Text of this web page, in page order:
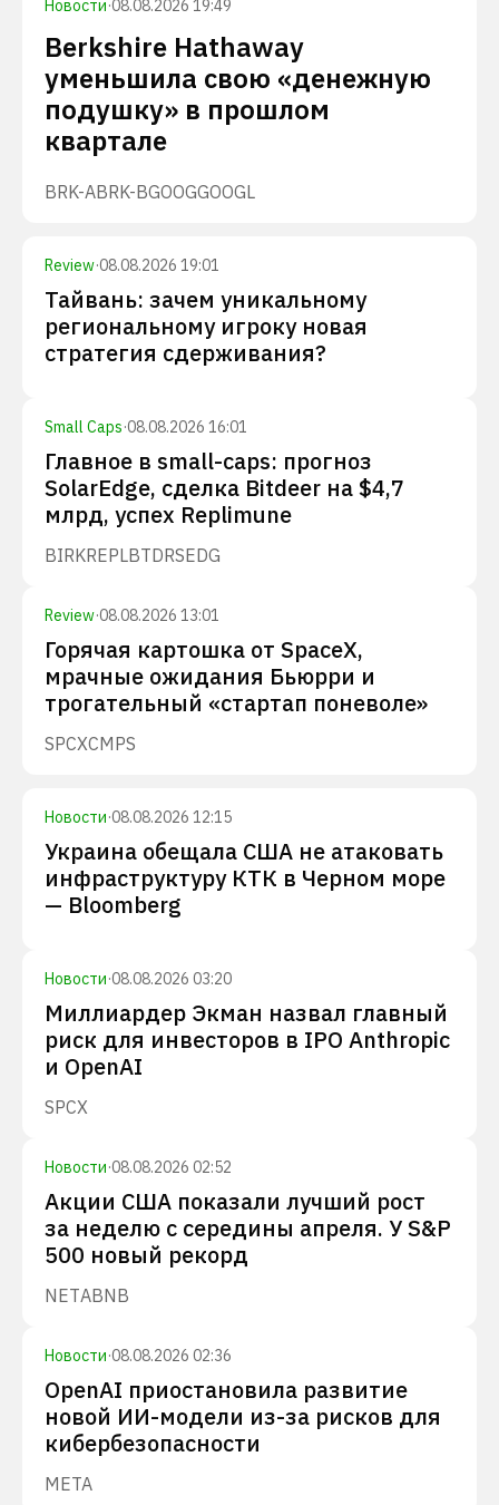
Новости·08.08.2026 19:49
Berkshire Hathaway
уменьшила свою «денежную
подушку» в прошлом
квартале
BRK-ABRK-BGOOGGOOGL
Review·08.08.2026 19:01
Тайвань: зачем уникальному
региональному игроку новая
стратегия сдерживания?
Small Caps·08.08.2026 16:01
Главное в small-caps: прогноз
SolarEdge, сделка Bitdeer на $4,7
млрд, успех Replimune
BIRKREPLBTDRSEDG
Review·08.08.2026 13:01
Горячая картошка от SpaceX,
мрачные ожидания Бьюрри и
трогательный «стартап поневоле»
SPCXCMPS
Новости·08.08.2026 12:15
Украина обещала США не атаковать
инфраструктуру КТК в Черном море
— Bloomberg
Новости·08.08.2026 03:20
Миллиардер Экман назвал главный
риск для инвесторов в IPO Anthropic
и OpenAI
SPCX
Новости·08.08.2026 02:52
Акции США показали лучший рост
за неделю с середины апреля. У S&P
500 новый рекорд
NETABNB
Новости·08.08.2026 02:36
OpenAI приостановила развитие
новой ИИ-модели из-за рисков для
кибербезопасности
META